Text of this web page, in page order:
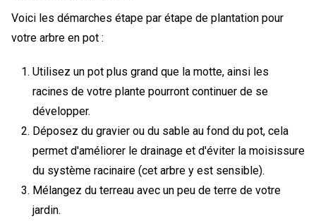
Voici les démarches étape par étape de plantation pour
votre arbre en pot :
Utilisez un pot plus grand que la motte, ainsi les
racines de votre plante pourront continuer de se
développer.
Déposez du gravier ou du sable au fond du pot, cela
permet d'améliorer le drainage et d'éviter la moisissure
du système racinaire (cet arbre y est sensible).
Mélangez du terreau avec un peu de terre de votre
jardin.